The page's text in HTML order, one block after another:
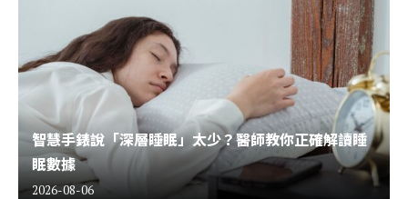
智慧手錶說「深層睡眠」太少？醫師教你正確解讀睡
眠數據
2026-08-06